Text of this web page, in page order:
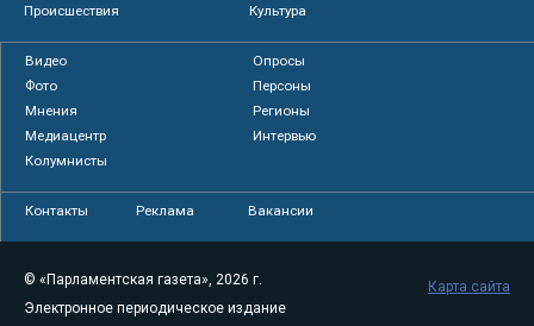
Происшествия
Культура
Видео
Опросы
Фото
Персоны
Мнения
Регионы
Медиацентр
Интервью
Колумнисты
Контакты Реклама Вакансии
© «Парламентская газета», 2026 г.
Электронное периодическое издание
Карта сайта